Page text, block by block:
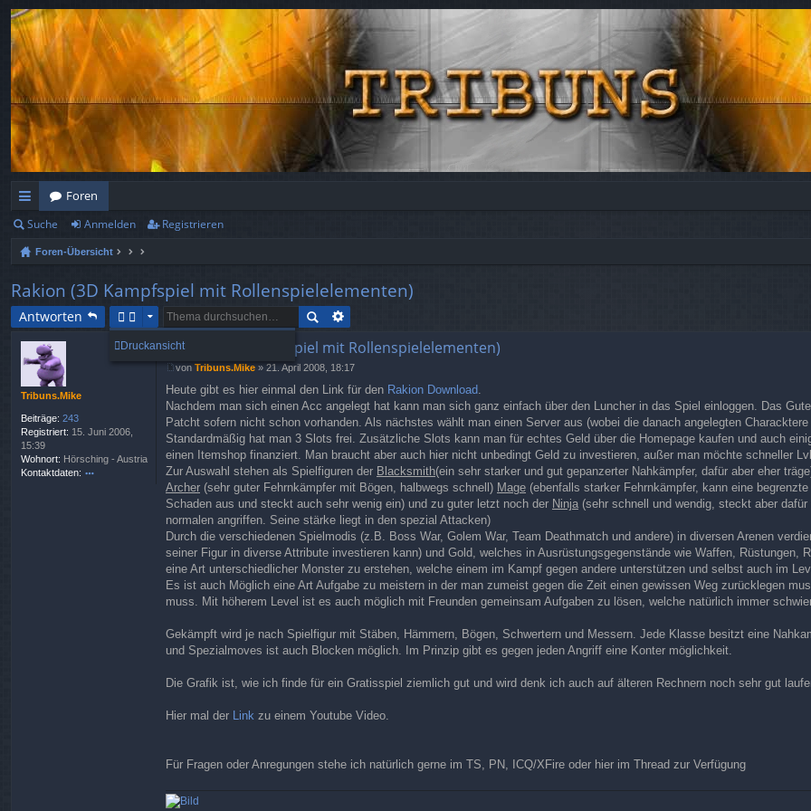
ch
ne
llz
ug
rif
Foren
Suche Anmelden Registrieren
Foren-Übersicht
Rakion (3D Kampfspiel mit Rollenspielelementen)
Antworten
Druckansicht
Tribuns.Mike
Beiträge: 243
Registriert: 15. Juni 2006,
15:39
Wohnort: Hörsching - Austria
Kontaktdaten:
Rakion (3D Kampfspiel mit Rollenspielelementen)
e
i
t
a
g
von Tribuns.Mike » 21. April 2008, 18:17
Heute gibt es hier einmal den Link für den Rakion Download.
Nachdem man sich einen Acc angelegt hat kann man sich ganz einfach über den Luncher in das Spiel einloggen. Das
Patcht sofern nicht schon vorhanden. Als nächstes wählt man einen Server aus (wobei die danach angelegten
Standardmäßig hat man 3 Slots frei. Zusätzliche Slots kann man für echtes Geld über die Homepage kaufen und auch
einen Itemshop finanziert. Man braucht aber auch hier nicht unbedingt Geld zu investieren, außer man möchte schneller
Zur Auswahl stehen als Spielfiguren der Blacksmith(ein sehr starker und gut gepanzerter Nahkämpfer, dafür aber eher
Archer (sehr guter Fehrnkämpfer mit Bögen, halbwegs schnell) Mage (ebenfalls starker Fehrnkämpfer, kann eine
Schaden aus und steckt auch sehr wenig ein) und zu guter letzt noch der Ninja (sehr schnell und wendig, steckt aber
normalen angriffen. Seine stärke liegt in den spezial Attacken)
Durch die verschiedenen Spielmodis (z.B. Boss War, Golem War, Team Deathmatch und andere) in diversen Arenen
seiner Figur in diverse Attribute investieren kann) und Gold, welches in Ausrüstungsgegenstände wie Waffen, Rüstungen,
eine Art unterschiedlicher Monster zu erstehen, welche einem im Kampf gegen andere unterstützen und selbst auch im
Es ist auch Möglich eine Art Aufgabe zu meistern in der man zumeist gegen die Zeit einen gewissen Weg zurücklegen
muss. Mit höherem Level ist es auch möglich mit Freunden gemeinsam Aufgaben zu lösen, welche natürlich immer
Gekämpft wird je nach Spielfigur mit Stäben, Hämmern, Bögen, Schwertern und Messern. Jede Klasse besitzt eine
und Spezialmoves ist auch Blocken möglich. Im Prinzip gibt es gegen jeden Angriff eine Konter möglichkeit.
Die Grafik ist, wie ich finde für ein Gratisspiel ziemlich gut und wird denk ich auch auf älteren Rechnern noch sehr gut
Hier mal der Link zu einem Youtube Video.
Für Fragen oder Anregungen stehe ich natürlich gerne im TS, PN, ICQ/XFire oder hier im Thread zur Verfügung